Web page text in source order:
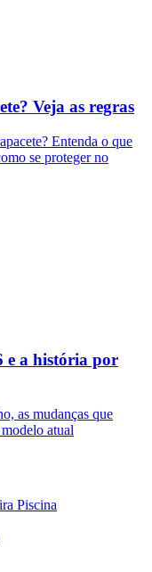
Veja as regras
Entenda o que
se proteger no
e a história por
as mudanças que
atual
Piscina